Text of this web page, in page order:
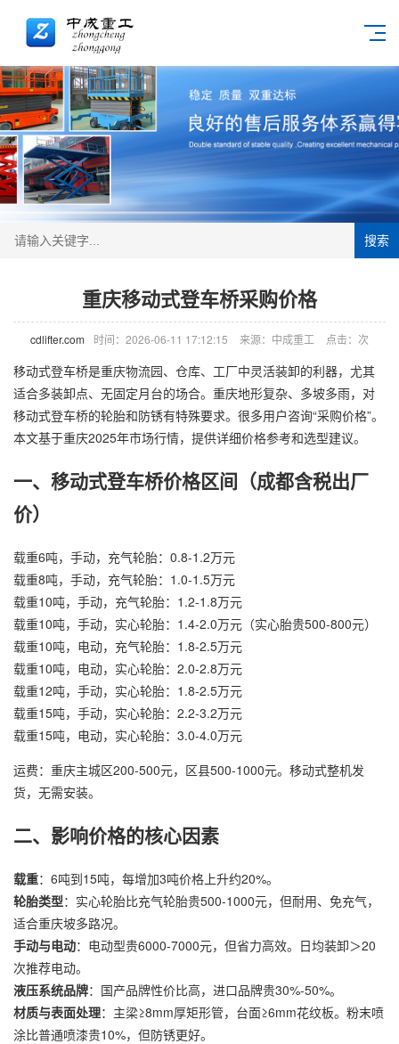
搜索
重庆移动式登车桥采购价格
cdlifter.com 时间：2026-06-11 17:12:15 来源：中成重工 点击： 次
移动式登车桥是重庆物流园、仓库、工厂中灵活装卸的利器，尤其
适合多装卸点、无固定月台的场合。重庆地形复杂、多坡多雨，对
移动式登车桥的轮胎和防锈有特殊要求。很多用户咨询“采购价格”。
本文基于重庆2025年市场行情，提供详细价格参考和选型建议。
一、移动式登车桥价格区间（成都含税出厂
价）
载重6吨，手动，充气轮胎：0.8-1.2万元
载重8吨，手动，充气轮胎：1.0-1.5万元
载重10吨，手动，充气轮胎：1.2-1.8万元
载重10吨，手动，实心轮胎：1.4-2.0万元（实心胎贵500-800元）
载重10吨，电动，充气轮胎：1.8-2.5万元
载重10吨，电动，实心轮胎：2.0-2.8万元
载重12吨，手动，实心轮胎：1.8-2.5万元
载重15吨，手动，实心轮胎：2.2-3.2万元
载重15吨，电动，实心轮胎：3.0-4.0万元
运费：重庆主城区200-500元，区县500-1000元。移动式整机发
货，无需安装。
二、影响价格的核心因素
载重：6吨到15吨，每增加3吨价格上升约20%。
轮胎类型：实心轮胎比充气轮胎贵500-1000元，但耐用、免充气，
适合重庆坡多路况。
手动与电动：电动型贵6000-7000元，但省力高效。日均装卸＞20
次推荐电动。
液压系统品牌：国产品牌性价比高，进口品牌贵30%-50%。
材质与表面处理：主梁≥8mm厚矩形管，台面≥6mm花纹板。粉末喷
涂比普通喷漆贵10%，但防锈更好。